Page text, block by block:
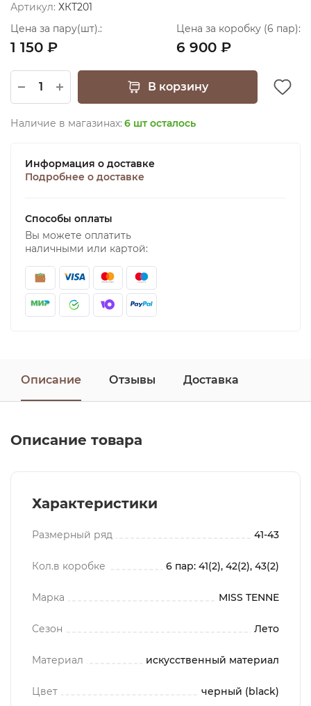
Артикул: ХКТ201
Цена за пару(шт).:
1 150 ₽
Цена за коробку (6 пар):
6 900 ₽
В корзину
Наличие в магазинах: 6 шт осталось
Информация о доставке
Подробнее о доставке
Способы оплаты
Вы можете оплатить
наличными или картой:
Описание Отзывы Доставка
Описание товара
Характеристики
Размерный ряд 41-43
Кол.в коробке 6 пар: 41(2), 42(2), 43(2)
Марка MISS TENNE
Сезон Лето
Материал искусственный материал
Цвет черный (black)